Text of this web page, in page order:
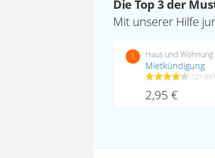
Die Top 3 der
Mit unserer Hilfe
1 Haus und Wohnung
Mietkündigung
2,95 €